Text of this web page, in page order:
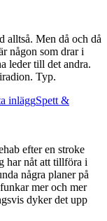
alltså. Men då och då
någon som drar i
leder till det andra.
Typ.
inläggSpett &
efter en stroke
har nåt att tillföra i
några planer på
mer och mer
dyker det upp